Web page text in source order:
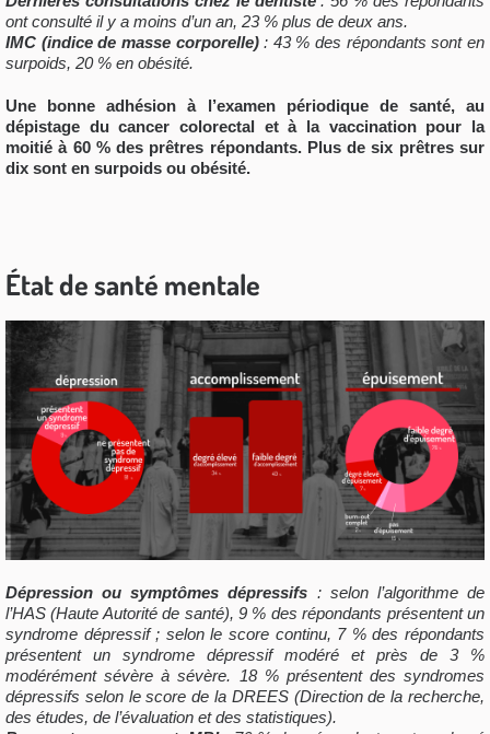
ont consulté il y a moins d’un an, 23 % plus de deux ans.
IMC (indice de masse corporelle): 43 % des répondants sont en
surpoids, 20 % en obésité.
Une bonne adhésion à l’examen périodique de santé, au
dépistage du cancer colorectal et à la vaccination pour la
moitié à 60 % des prêtres répondants. Plus de six prêtres sur
dix sont en surpoids ou obésité.
État de santé mentale
Dépression ou symptômes dépressifs : selon l’algorithme de
l’HAS (Haute Autorité de santé), 9 % des répondants présentent un
syndrome dépressif ; selon le score continu, 7 % des répondants
présentent un syndrome dépressif modéré et près de 3 %
modérément sévère à sévère. 18 % présentent des syndromes
dépressifs selon le score de la DREES (Direction de la recherche,
des études, de l’évaluation et des statistiques).